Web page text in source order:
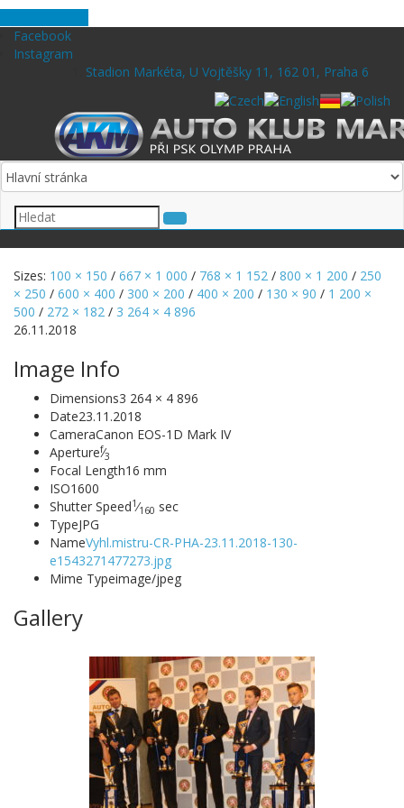
Facebook
Instagram
Stadion Markéta, U Vojtěšky 11, 162 01, Praha 6
Sizes: 100 × 150 / 667 × 1 000 / 768 × 1 152 / 800 × 1 200 / 250
× 250 / 600 × 400 / 300 × 200 / 400 × 200 / 130 × 90 / 1 200 ×
500 / 272 × 182 / 3 264 × 4 896
26.11.2018
Image Info
Dimensions3 264 × 4 896
Date23.11.2018
CameraCanon EOS-1D Mark IV
Aperturef⁄3
Focal Length16 mm
ISO1600
Shutter Speed1⁄160 sec
TypeJPG
NameVyhl.mistru-CR-PHA-23.11.2018-130-
e1543271477273.jpg
Mime Typeimage/jpeg
Gallery